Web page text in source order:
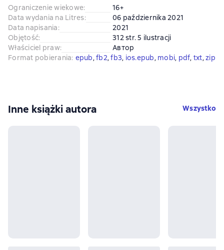
Ograniczenie wiekowe:
16+
Data wydania na Litres:
06 października 2021
Data napisania:
2021
Objętość:
312 str. 5 ilustracji
Właściciel praw:
Автор
Format pobierania: epub, fb2, fb3, ios.epub, mobi, pdf, txt, zip
Inne książki autora Wszystko